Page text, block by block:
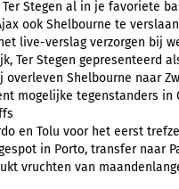
Stegen al in je favoriete
ook Shelbourne te
live-verslag verzorgen bij
Ter Stegen gepresenteerd
overleven Shelbourne naar
mogelijke tegenstanders in
en Tolu voor het eerst
in Porto, transfer naar
vruchten van